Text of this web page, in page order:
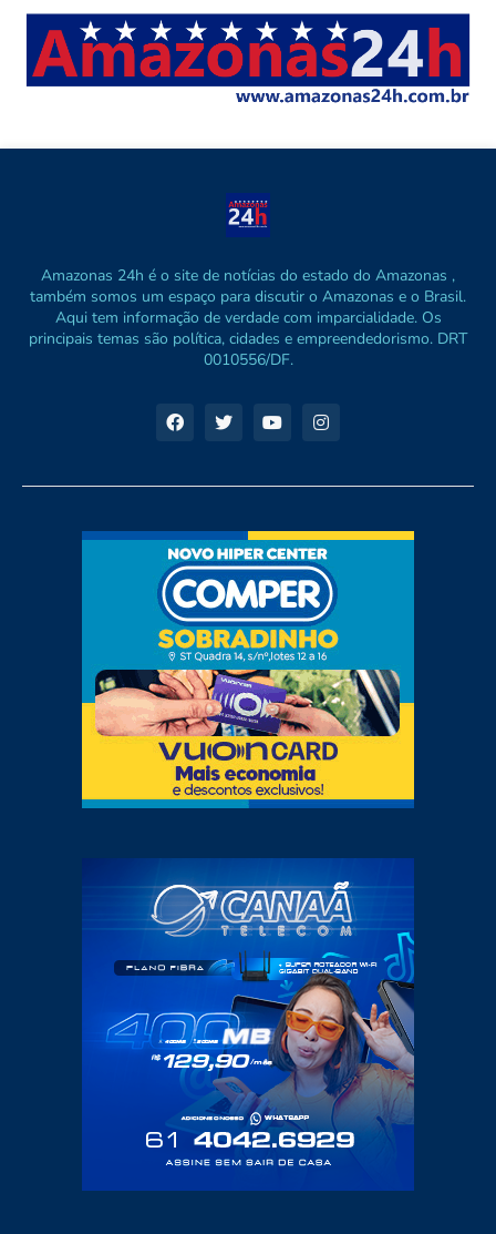
Amazonas 24h é o site de notícias do estado do Amazonas ,
também somos um espaço para discutir o Amazonas e o Brasil.
Aqui tem informação de verdade com imparcialidade. Os
principais temas são política, cidades e empreendedorismo. DRT
0010556/DF.